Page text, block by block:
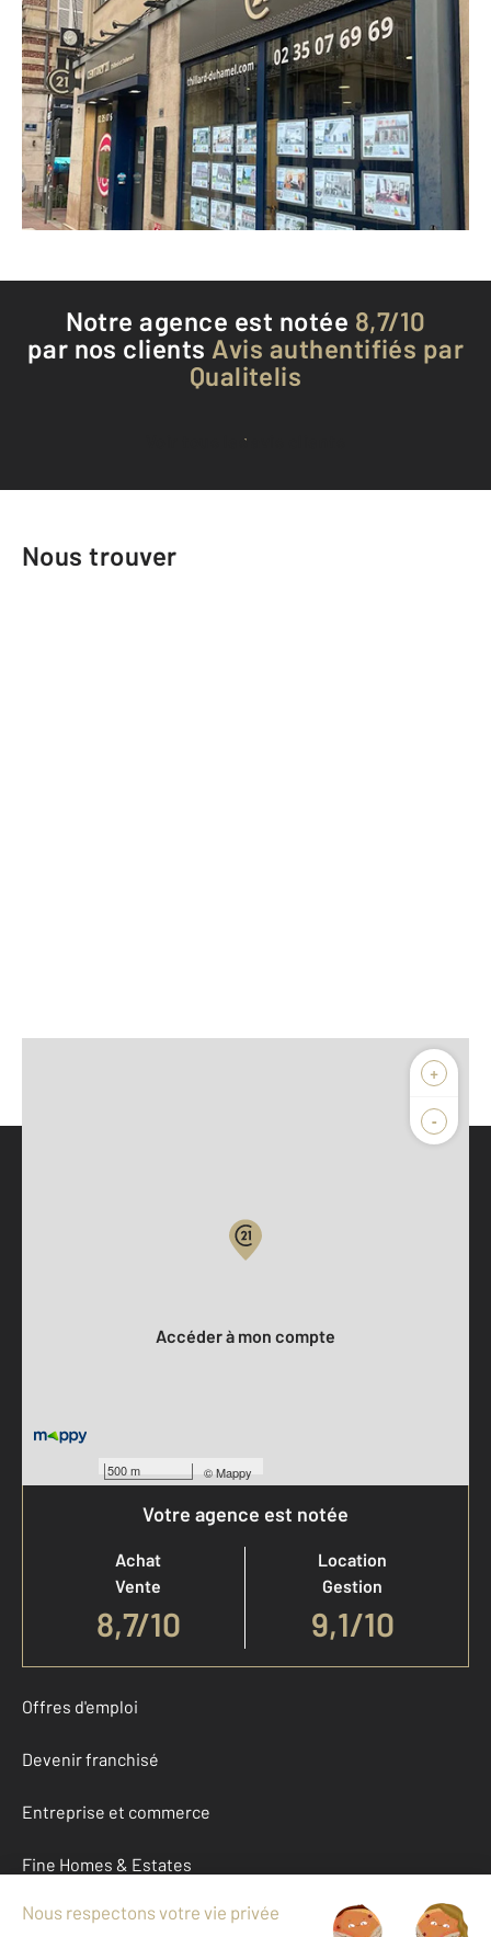
CENTURY 21 Thillard et Duhamel
57 rue Jeanne d'Arc
ROUEN - 76000
Envoyer un message
Téléphoner à l'agence
Notre agence est notée 8,7/10
par nos clients Avis authentifiés par
Qualitelis
Voir tous les avis clients
Nous trouver
+
-
500 m ©Mappy
Accéder à mon compte
Votre agence est notée
Achat
Vente
8,7/10
Location
Gestion
9,1/10
Offres d'emploi
Devenir franchisé
Entreprise et commerce
Fine Homes & Estates
À propos